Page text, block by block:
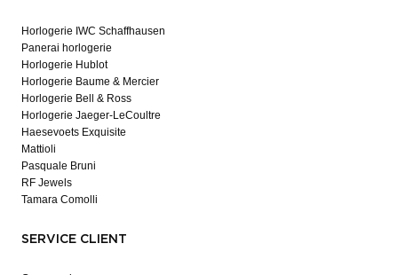
Horlogerie IWC Schaffhausen
Panerai horlogerie
Horlogerie Hublot
Horlogerie Baume & Mercier
Horlogerie Bell & Ross
Horlogerie Jaeger-LeCoultre
Haesevoets Exquisite
Mattioli
Pasquale Bruni
RF Jewels
Tamara Comolli
SERVICE CLIENT